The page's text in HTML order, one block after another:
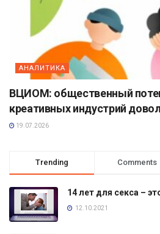
АНАЛИТИКА
ВЦИОМ: общественный
креативных индустрий
19.07.2026
Trending Comments
14 лет для секса –
12.10.2021